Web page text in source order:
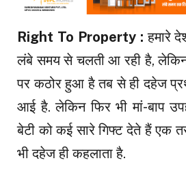
Right To Property :हमारे
लंबे समय से चलती आ रही है,
पर कठोर हुआ है तब से ही दहेज
आई है. लेकिन फिर भी मां-बाप
बेटी को कई सारे गिफ्ट देते हैं एक
भी दहेज ही कहलाता है.